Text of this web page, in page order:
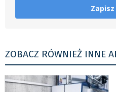
ZOBACZ RÓWNIEŻ INNE